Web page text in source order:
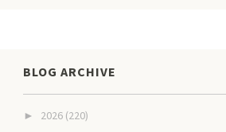
BLOG ARCHIVE
► 2026 (220)